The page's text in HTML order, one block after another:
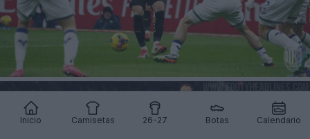
Inicio Camisetas 26-27 Botas Calendario